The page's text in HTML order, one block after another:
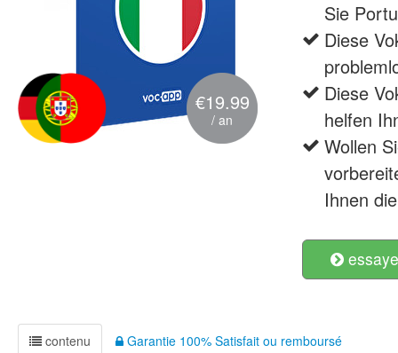
€19.99
/ an
Sie
Diese
Diese
helfen
Wollen
Ihnen
contenu Garantie 100% Satisfait ou remboursé